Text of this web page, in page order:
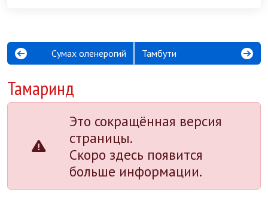
Сумах оленерогий Тамбути
Тамаринд
Это сокращённая версия
страницы.
Скоро здесь появится
больше информации.